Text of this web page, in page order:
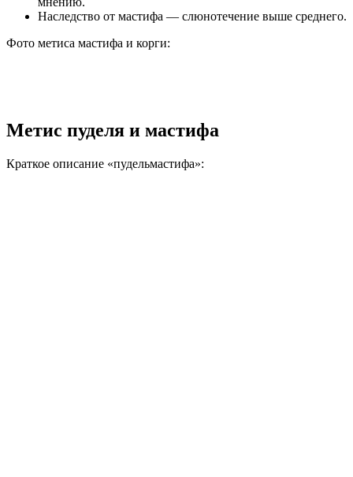
Наследство от мастифа — слюнотечение выше среднего.
Фото метиса мастифа и корги:
Метис пуделя и мастифа
Краткое описание «пудельмастифа»: